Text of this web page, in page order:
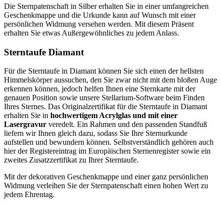
Die Sternpatenschaft in Silber erhalten Sie in einer umfangreichen
Geschenkmappe und die Urkunde kann auf Wunsch mit einer
persönlichen Widmung versehen werden. Mit diesem Präsent
erhalten Sie etwas Außergewöhnliches zu jedem Anlass.
Sterntaufe Diamant
Für die Sterntaufe in Diamant können Sie sich einen der hellsten
Himmelskörper aussuchen, den Sie zwar nicht mit dem bloßen Auge
erkennen können, jedoch helfen Ihnen eine Sternkarte mit der
genauen Position sowie unsere Stellarium-Software beim Finden
Ihres Sternes. Das Originalzertifikat für die Sterntaufe in Diamant
erhalten Sie in hochwertigem Acrylglas und mit einer
Lasergravur veredelt. Ein Rahmen und den passenden Standfuß
liefern wir Ihnen gleich dazu, sodass Sie Ihre Sternurkunde
aufstellen und bewundern können. Selbstverständlich gehören auch
hier der Registereintrag im Europäischen Sternenregister sowie ein
zweites Zusatzzertifikat zu Ihrer Sterntaufe.
Mit der dekorativen Geschenkmappe und einer ganz persönlichen
Widmung verleihen Sie der Sternpatenschaft einen hohen Wert zu
jedem Ehrentag.